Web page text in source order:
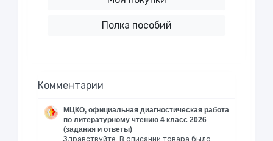
Полка пособий
Комментарии
МЦКО, официальная диагностическая работа
по литературному чтению 4 класс 2026
(задания и ответы)
Здравствуйте. В описании товара было